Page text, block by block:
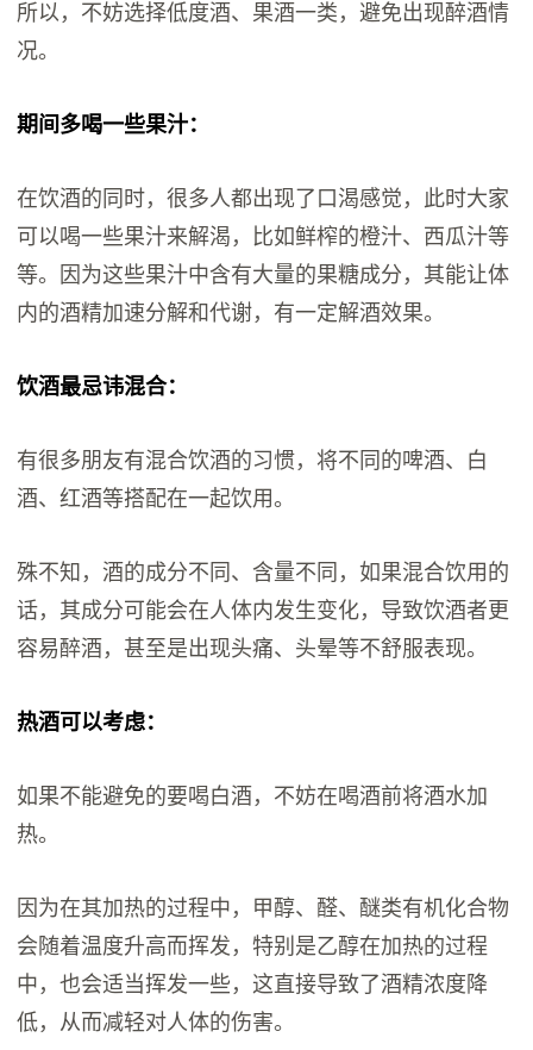
所以，不妨选择低度酒、果酒一类，避免出现醉酒情
况。
期间多喝一些果汁：
在饮酒的同时，很多人都出现了口渴感觉，此时大家
可以喝一些果汁来解渴，比如鲜榨的橙汁、西瓜汁等
等。因为这些果汁中含有大量的果糖成分，其能让体
内的酒精加速分解和代谢，有一定解酒效果。
饮酒最忌讳混合：
有很多朋友有混合饮酒的习惯，将不同的啤酒、白
酒、红酒等搭配在一起饮用。
殊不知，酒的成分不同、含量不同，如果混合饮用的
话，其成分可能会在人体内发生变化，导致饮酒者更
容易醉酒，甚至是出现头痛、头晕等不舒服表现。
热酒可以考虑：
如果不能避免的要喝白酒，不妨在喝酒前将酒水加
热。
因为在其加热的过程中，甲醇、醛、醚类有机化合物
会随着温度升高而挥发，特别是乙醇在加热的过程
中，也会适当挥发一些，这直接导致了酒精浓度降
低，从而减轻对人体的伤害。